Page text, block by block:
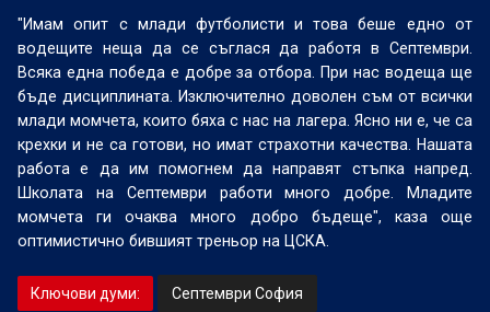
"Имам опит с млади футболисти и това беше едно от
водещите неща да се съглася да работя в Септември.
Всяка една победа е добре за отбора. При нас водеща ще
бъде дисциплината. Изключително доволен съм от всички
млади момчета, които бяха с нас на лагера. Ясно ни е, че са
крехки и не са готови, но имат страхотни качества. Нашата
работа е да им помогнем да направят стъпка напред.
Школата на Септември работи много добре. Младите
момчета ги очаква много добро бъдеще", каза още
оптимистично бившият треньор на ЦСКА.
Ключови думи: Септември София